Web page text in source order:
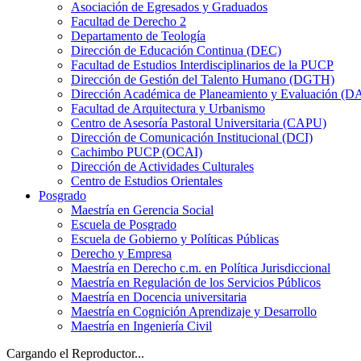
Asociación de Egresados y Graduados
Facultad de Derecho 2
Departamento de Teología
Dirección de Educación Continua (DEC)
Facultad de Estudios Interdisciplinarios de la PUCP
Dirección de Gestión del Talento Humano (DGTH)
Dirección Académica de Planeamiento y Evaluación
Facultad de Arquitectura y Urbanismo
Centro de Asesoría Pastoral Universitaria (CAPU)
Dirección de Comunicación Institucional (DCI)
Cachimbo PUCP (OCAI)
Dirección de Actividades Culturales
Centro de Estudios Orientales
Posgrado
Maestría en Gerencia Social
Escuela de Posgrado
Escuela de Gobierno y Políticas Públicas
Derecho y Empresa
Maestría en Derecho c.m. en Política Jurisdiccional
Maestría en Regulación de los Servicios Públicos
Maestría en Docencia universitaria
Maestría en Cognición Aprendizaje y Desarrollo
Maestría en Ingeniería Civil
Cargando el Reproductor...